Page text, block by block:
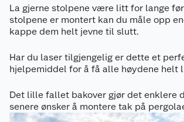
La gjerne stolpene være litt for lange
stolpene er montert kan du måle opp
kappe dem helt jevne til slutt.
Har du laser tilgjengelig er dette et
hjelpemiddel for å få alle høydene helt
Det lille fallet bakover gjør det enklere
senere ønsker å montere tak på